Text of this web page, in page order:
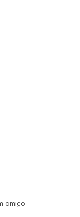
amigo